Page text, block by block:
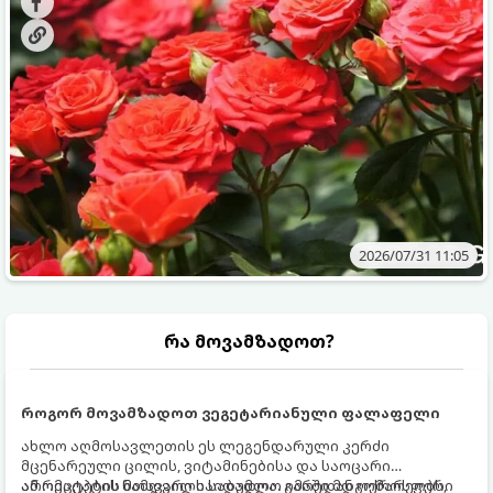
ვიცოდეთ, რომელი სასუქები გამოიყენება ამ დროს.
2026/07/31 11:05
რა მოვამზადოთ?
როგორ მოვამზადოთ ვეგეტარიანული ფალაფელი
ახლო აღმოსავლეთის ეს ლეგენდარული კერძი
მცენარეული ცილის, ვიტამინებისა და საოცარი
არომატების ნამდვილი საბადოა. გარედან ოქროსფერი
ამ რეცეპტის მთავარი საიდუმლო იმაში მდგომარეობს,